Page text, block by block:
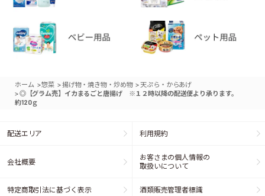
ホーム >惣菜 >揚げ物・焼き物・炒め物 >天ぷら・からあげ
>◎【グラム売】イカまるごと唐揚げ ※１２時以降の配送便より承ります。
約120ｇ
配送エリア 利用規約
会社概要
お客さまの個人情報の
取扱いについて
特定商取引法に基づく表示 酒類販売管理者標識